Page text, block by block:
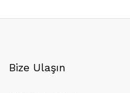
Bize Ulaşın